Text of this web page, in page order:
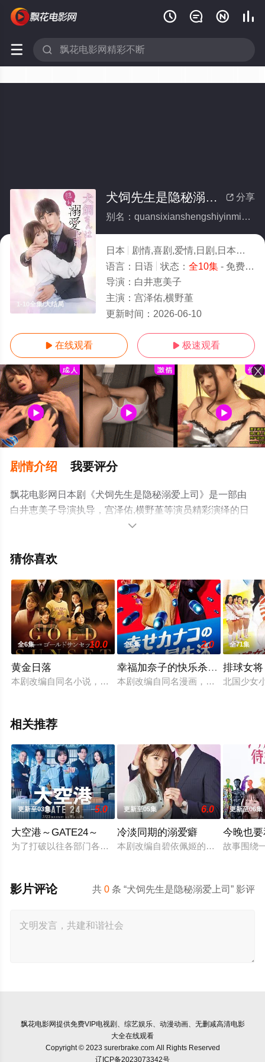
   
 
1-10全集/大结局
 分享
犬饲先生是隐秘溺爱上司(全集)
别名：quansixianshengshiyinminiaishangsi
日本 剧情,喜剧,爱情,日剧,日本
2026
语言： 日语 状态： 全10集- 免费在线观看
导演： 白井恵美子
主演： 宫泽佑,横野堇
更新时间： 2026-06-10
 在线观看  极速观看
剧情介绍 我要评分
飘花电影网日本剧《犬饲先生是隐秘溺爱上司》是一部由
白井恵美子导演执导，宫泽佑,横野堇等演员精彩演绎的日
本电视剧，大结局剧情已揭晓（1-10全集），手机免费观
信息可移步至豆瓣电视剧、电视猫或剧情网等平台了解。

猜你喜欢
全6集 10.0
黄金日落
本剧改编自同名小说，讲述了住在老旧公寓的神秘老人·阿久津
全6集 2.0
幸福加奈子的快乐杀手生活
本剧改编自同名漫画，讲述了加奈子
全71集
排球女将
北国少女
相关推荐
更新至03集 5.0
大空港～GATE24～
为了打破以往各部门各自为政的死板规矩，内阁官房直属成立
更新至05集 6.0
冷淡同期的溺爱癖
本剧改编自碧依佩姬的同名漫画，是
更新至06集
今晚也
故事围绕
共0 条 “犬饲先生是隐秘溺爱上司” 影评
影片评论
飘花电影网提供免费VIP电视剧、综艺娱乐、动漫动画、无删减高清电影
大全在线观看
Copyright © 2023 surerbrake.com All Rights Reserved
辽ICP备2023073342号